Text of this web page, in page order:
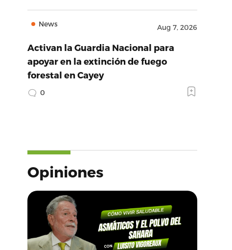
News Aug 7, 2026
Activan la Guardia Nacional para
apoyar en la extinción de fuego
forestal en Cayey
0
Opiniones